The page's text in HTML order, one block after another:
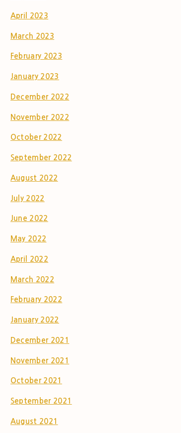
April 2023
March 2023
February 2023
January 2023
December 2022
November 2022
October 2022
September 2022
August 2022
July 2022
June 2022
May 2022
April 2022
March 2022
February 2022
January 2022
December 2021
November 2021
October 2021
September 2021
August 2021